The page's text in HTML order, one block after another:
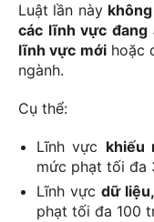
Luật lần này
các lĩnh vực đang
lĩnh vực mớihoặc
ngành.
Cụ thể:
Lĩnh vực khiếu
mức phạt tối đa
Lĩnh vực dữ
phạt tối đa 100